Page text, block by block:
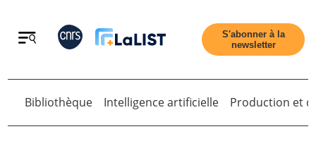
Retour
S'abonner à la
newsletter
Retour
Bibliothèque Intelligence artificielle Production et